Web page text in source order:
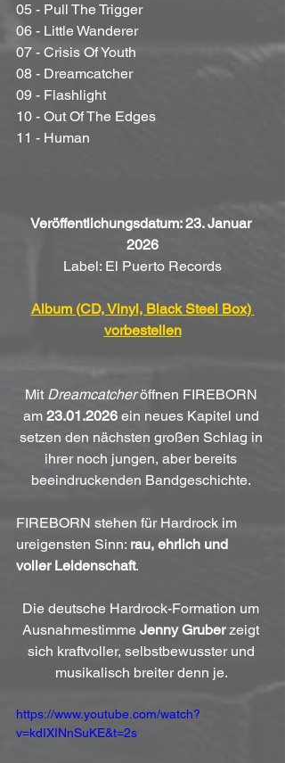
05 - Pull The Trigger
06 - Little Wanderer
07 - Crisis Of Youth
08 - Dreamcatcher
09 - Flashlight
10 - Out Of The Edges
11 - Human
Veröffentlichungsdatum: 23. Januar
2026
Label: El Puerto Records
Album (CD, Vinyl, Black Steel Box)
vorbestellen
Mit Dreamcatcher öffnen FIREBORN
am 23.01.2026 ein neues Kapitel und
setzen den nächsten großen Schlag in
ihrer noch jungen, aber bereits
beeindruckenden Bandgeschichte.
FIREBORN stehen für Hardrock im
ureigensten Sinn: rau, ehrlich und
voller Leidenschaft.
Die deutsche Hardrock-Formation um
Ausnahmestimme Jenny Gruber zeigt
sich kraftvoller, selbstbewusster und
musikalisch breiter denn je.
https://www.youtube.com/watch?
v=kdIXINnSuKE&t=2s